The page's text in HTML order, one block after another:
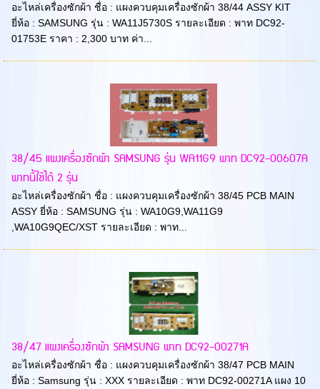
อะไหล่เครื่องซักผ้า ชื่อ : แผงควบคุมเครื่องซักผ้า 38/44 ASSY KIT
ยี่ห้อ : SAMSUNG รุ่น : WA11J5730S รายละเอียด : พาท DC92-
01753E ราคา : 2,300 บาท ค่า...
38/45 แผงเครื่องซักผ้า SAMSUNG รุ่น WA11G9 พาท DC92-00607A
พาทนี้ใช้ได้ 2 รุ่น
อะไหล่เครื่องซักผ้า ชื่อ : แผงควบคุมเครื่องซักผ้า 38/45 PCB MAIN
ASSY ยี่ห้อ : SAMSUNG รุ่น : WA10G9,WA11G9
,WA10G9QEC/XST รายละเอียด : พาท...
38/47 แผงเครื่องซักผ้า SAMSUNG พาท DC92-00271A
อะไหล่เครื่องซักผ้า ชื่อ : แผงควบคุมเครื่องซักผ้า 38/47 PCB MAIN
ยี่ห้อ : Samsung รุ่น : XXX รายละเอียด : พาท DC92-00271A แผง 10